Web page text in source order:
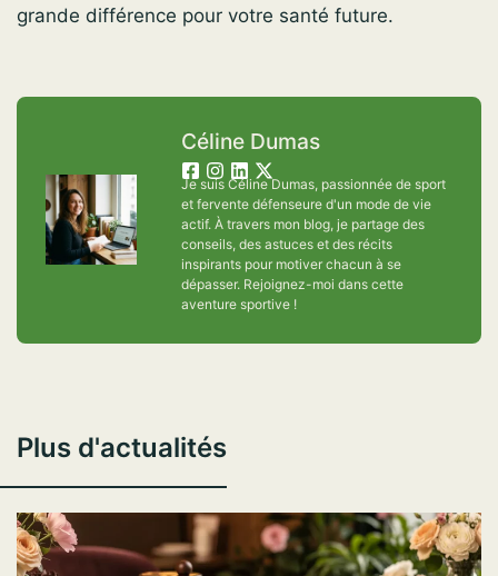
grande différence pour votre santé future.
Céline Dumas
Je suis Céline Dumas, passionnée de sport
et fervente défenseure d'un mode de vie
actif. À travers mon blog, je partage des
conseils, des astuces et des récits
inspirants pour motiver chacun à se
dépasser. Rejoignez-moi dans cette
aventure sportive !
Plus d'actualités